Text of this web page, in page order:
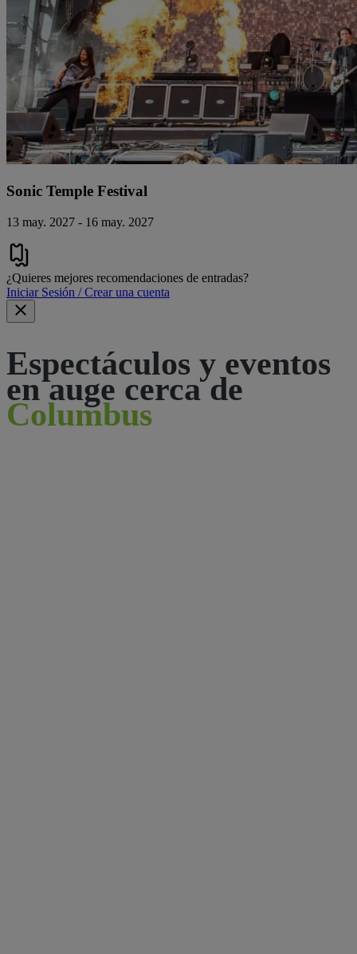
Sonic Temple Festival
13 may. 2027 - 16 may. 2027
¿Quieres mejores recomendaciones de entradas?
Iniciar Sesión / Crear una cuenta
Espectáculos y eventos
en auge cerca de
Columbus